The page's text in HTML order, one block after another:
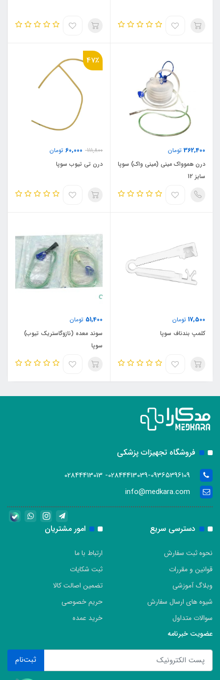
362,400 تومان
درن هموواک مینی (مینی واک) سوپا
سایز 12
47٪
111,800
60,000 تومان
درن تی تیوب سوپا
17,500 تومان
کلمپ بندناف سوپا
51,400 تومان
سوند معده (نازوگاستریک تیوب)
سوپا
فروشگاه تجهیزات پزشکی
02844413039-09365396109- 02844413013
info@medkara.com
دسترسی سریع
نحوه ثبت سفارش
قوانین و مقررات
وبلاگ آموزشی
شیوه های ارسال سفارش
سوالات متداول
امور مشتریان
ارتباط با ما
ثبت شکایات
تضمین اصالت کالا
حریم خصوصی
خرید عمده
عضویت خبرنامه
ثبت‌نام